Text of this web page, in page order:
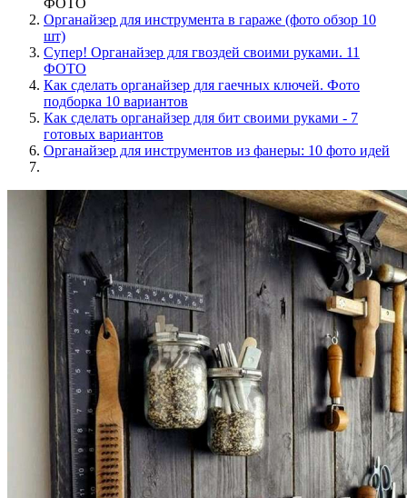
Органайзер для инструмента в гараже (фото обзор 10
шт)
Супер! Органайзер для гвоздей своими руками. 11
ФОТО
Как сделать органайзер для гаечных ключей. Фото
подборка 10 вариантов
Как сделать органайзер для бит своими руками - 7
готовых вариантов
Органайзер для инструментов из фанеры: 10 фото идей